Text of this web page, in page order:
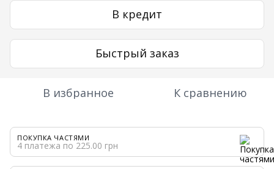
В кредит
Быстрый заказ
В избранное К сравнению
ПОКУПКА ЧАСТЯМИ
4 платежа по 225.00 грн